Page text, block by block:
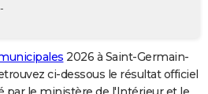
2026 à Saint-Germain-
ci-dessous le résultat officiel